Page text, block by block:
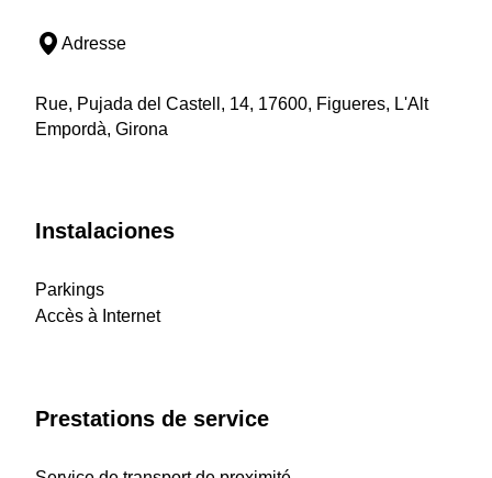
Adresse
Rue, Pujada del Castell, 14, 17600, Figueres, L'Alt
Empordà, Girona
Instalaciones
Parkings
Accès à Internet
Prestations de service